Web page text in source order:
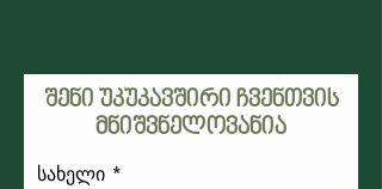
შენი უკუკავშირი ჩვენთვის
მნიშვნელოვანია
სახელი